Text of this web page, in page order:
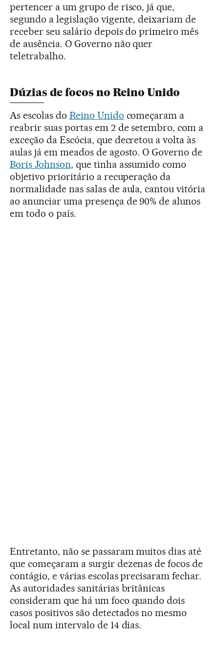
pertencer a um grupo de risco, já que,
segundo a legislação vigente, deixariam de
receber seu salário depois do primeiro mês
de ausência. O Governo não quer
teletrabalho.
Dúzias de focos no Reino Unido
As escolas do Reino Unido começaram a
reabrir suas portas em 2 de setembro, com a
exceção da Escócia, que decretou a volta às
aulas já em meados de agosto. O Governo de
Boris Johnson, que tinha assumido como
objetivo prioritário a recuperação da
normalidade nas salas de aula, cantou vitória
ao anunciar uma presença de 90% de alunos
em todo o país.
Entretanto, não se passaram muitos dias até
que começaram a surgir dezenas de focos de
contágio, e várias escolas precisaram fechar.
As autoridades sanitárias britânicas
consideram que há um foco quando dois
casos positivos são detectados no mesmo
local num intervalo de 14 dias.